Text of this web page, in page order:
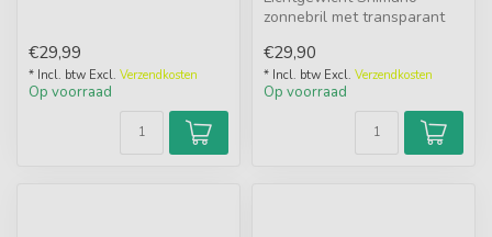
€29,99
* Incl. btw Excl. Verzendkosten
Op voorraad
zonnebril met transparant
donkergrijze ...
€29,90
* Incl. btw Excl. Verzendkosten
Op voorraad